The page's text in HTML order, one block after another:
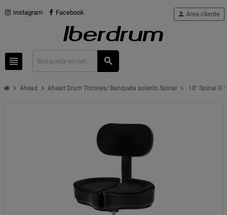
Instagram Facebook
view_headline search
person Área cliente
chevron_right Ahead chevron_right Ahead Drum Thrones/ Banqueta asiento Spinal chevron_right 18" Spinal G